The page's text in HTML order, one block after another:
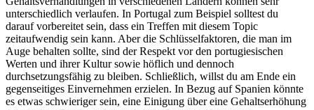
unterschiedlich verlaufen. In Portugal zum Beispiel solltest du
darauf vorbereitet sein, dass ein Treffen mit diesem Topic
zeitaufwendig sein kann. Aber die Schlüsselfaktoren, die man im
Auge behalten sollte, sind der Respekt vor den portugiesischen
Werten und ihrer Kultur sowie höflich und dennoch
durchsetzungsfähig zu bleiben. Schließlich, willst du am Ende ein
gegenseitiges Einvernehmen erzielen. In Bezug auf Spanien könnte
es etwas schwieriger sein, eine Einigung über eine Gehaltserhöhung